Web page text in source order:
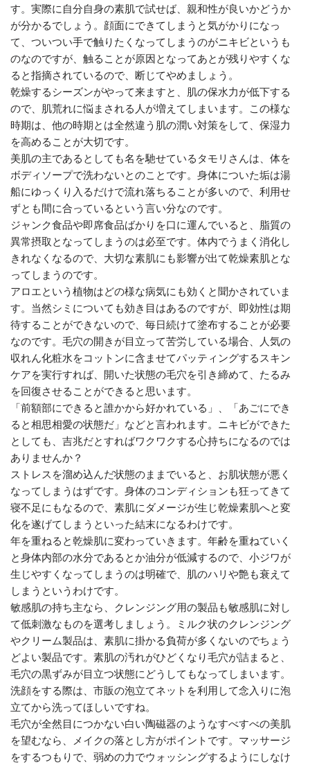
す。実際に自分自身の素肌で試せば、親和性が良いかどうか
が分かるでしょう。顔面にできてしまうと気がかりになっ
て、ついつい手で触りたくなってしまうのがニキビというも
のなのですが、触ることが原因となってあとが残りやすくな
ると指摘されているので、断じてやめましょう。
乾燥するシーズンがやって来ますと、肌の保水力が低下する
ので、肌荒れに悩まされる人が増えてしまいます。この様な
時期は、他の時期とは全然違う肌の潤い対策をして、保湿力
を高めることが大切です。
美肌の主であるとしても名を馳せているタモリさんは、体を
ボディソープで洗わないとのことです。身体についた垢は湯
船にゆっくり入るだけで流れ落ちることが多いので、利用せ
ずとも間に合っているという言い分なのです。
ジャンク食品や即席食品ばかりを口に運んでいると、脂質の
異常摂取となってしまうのは必至です。体内でうまく消化し
きれなくなるので、大切な素肌にも影響が出て乾燥素肌とな
ってしまうのです。
アロエという植物はどの様な病気にも効くと聞かされていま
す。当然シミについても効き目はあるのですが、即効性は期
待することができないので、毎日続けて塗布することが必要
なのです。毛穴の開きが目立って苦労している場合、人気の
収れん化粧水をコットンに含ませてパッティングするスキン
ケアを実行すれば、開いた状態の毛穴を引き締めて、たるみ
を回復させることができると思います。
「前額部にできると誰かから好かれている」、「あごにでき
ると相思相愛の状態だ」などと言われます。ニキビができた
としても、吉兆だとすればワクワクする心持ちになるのでは
ありませんか？
ストレスを溜め込んだ状態のままでいると、お肌状態が悪く
なってしまうはずです。身体のコンディションも狂ってきて
寝不足にもなるので、素肌にダメージが生じ乾燥素肌へと変
化を遂げてしまうといった結末になるわけです。
年を重ねると乾燥肌に変わっていきます。年齢を重ねていく
と身体内部の水分であるとか油分が低減するので、小ジワが
生じやすくなってしまうのは明確で、肌のハリや艶も衰えて
しまうというわけです。
敏感肌の持ち主なら、クレンジング用の製品も敏感肌に対し
て低刺激なものを選考しましょう。ミルク状のクレンジング
やクリーム製品は、素肌に掛かる負荷が多くないのでちょう
どよい製品です。素肌の汚れがひどくなり毛穴が詰まると、
毛穴の黒ずみが目立つ状態にどうしてもなってしまいます。
洗顔をする際は、市販の泡立てネットを利用して念入りに泡
立てから洗ってほしいですね。
毛穴が全然目につかない白い陶磁器のようなすべすべの美肌
を望むなら、メイクの落とし方がポイントです。マッサージ
をするつもりで、弱めの力でウォッシングするようにしなけ